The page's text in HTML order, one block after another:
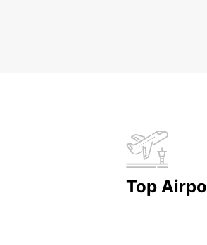
Top